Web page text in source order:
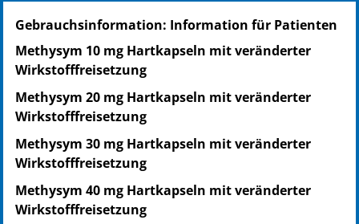
PZN: 16832731
PPN: 111683273150
PZN: 16832748
PPN: 111683274840
PPN: 111683275406
Gebrauchsinformation: Information für Patienten
Methysym 10 mg Hartkapseln mit veränderter
Wirkstofffreisetzung
Methysym 20 mg Hartkapseln mit veränderter
Wirkstofffreisetzung
Methysym 30 mg Hartkapseln mit veränderter
Wirkstofffreisetzung
Methysym 40 mg Hartkapseln mit veränderter
Wirkstofffreisetzung